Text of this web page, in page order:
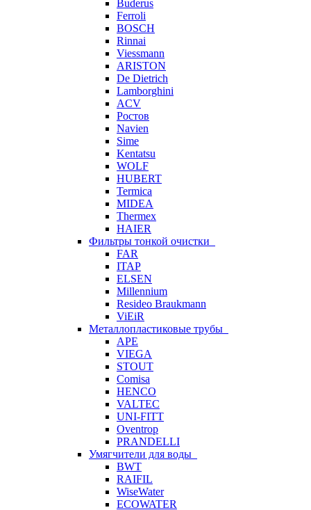
Buderus
Ferroli
BOSCH
Rinnai
Viessmann
ARISTON
De Dietrich
Lamborghini
ACV
Ростов
Navien
Sime
Kentatsu
WOLF
HUBERT
Termica
MIDEA
Thermex
HAIER
Фильтры тонкой очистки
FAR
ITAP
ELSEN
Millennium
Resideo Braukmann
ViEiR
Металлопластиковые трубы
APE
VIEGA
STOUT
Comisa
HENCO
VALTEC
UNI-FITT
Oventrop
PRANDELLI
Умягчители для воды
BWT
RAIFIL
WiseWater
ECOWATER